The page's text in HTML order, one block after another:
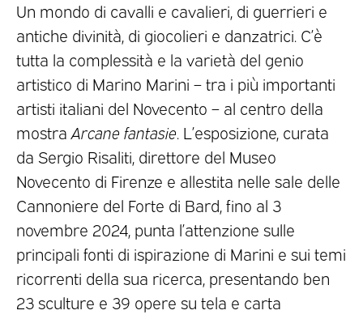
Un mondo di cavalli e cavalieri, di guerrieri e
antiche divinità, di giocolieri e danzatrici. C’è
tutta la complessità e la varietà del genio
artistico di Marino Marini – tra i più importanti
artisti italiani del Novecento – al centro della
mostraArcane fantasie. L’esposizione, curata
da Sergio Risaliti, direttore del Museo
Novecento di Firenze e allestita nelle sale delle
Cannoniere del Forte di Bard, fino al 3
novembre 2024, punta l’attenzione sulle
principali fonti di ispirazione di Marini e sui temi
ricorrenti della sua ricerca, presentando ben
23 sculture e 39 opere su tela e carta